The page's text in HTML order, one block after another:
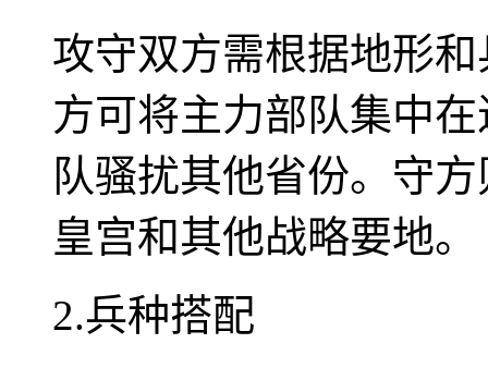
攻守双方需根据地形
方可将主力部队集中
队骚扰其他省份。守
皇宫和其他战略要地。
2.兵种搭配